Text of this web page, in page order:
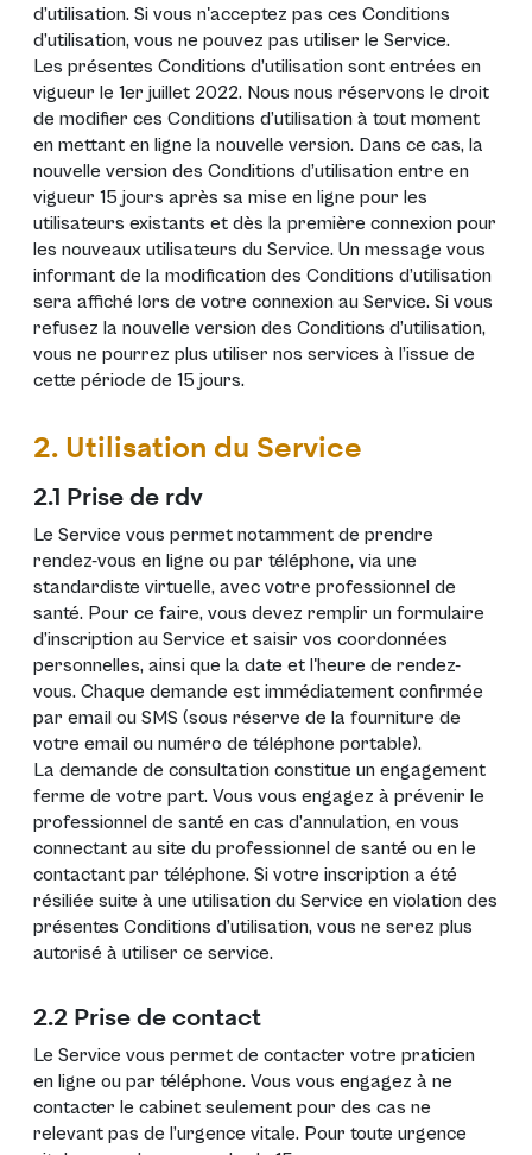
d’utilisation. Si vous n'acceptez pas ces Conditions
d’utilisation, vous ne pouvez pas utiliser le Service.
Les présentes Conditions d’utilisation sont entrées en
vigueur le 1er juillet 2022. Nous nous réservons le droit
de modifier ces Conditions d’utilisation à tout moment
en mettant en ligne la nouvelle version. Dans ce cas, la
nouvelle version des Conditions d’utilisation entre en
vigueur 15 jours après sa mise en ligne pour les
utilisateurs existants et dès la première connexion pour
les nouveaux utilisateurs du Service. Un message vous
informant de la modification des Conditions d’utilisation
sera affiché lors de votre connexion au Service. Si vous
refusez la nouvelle version des Conditions d’utilisation,
vous ne pourrez plus utiliser nos services à l’issue de
cette période de 15 jours.
2. Utilisation du Service
2.1 Prise de rdv
Le Service vous permet notamment de prendre
rendez-vous en ligne ou par téléphone, via une
standardiste virtuelle, avec votre professionnel de
santé. Pour ce faire, vous devez remplir un formulaire
d’inscription au Service et saisir vos coordonnées
personnelles, ainsi que la date et l'heure de rendez-
vous. Chaque demande est immédiatement confirmée
par email ou SMS (sous réserve de la fourniture de
votre email ou numéro de téléphone portable).
La demande de consultation constitue un engagement
ferme de votre part. Vous vous engagez à prévenir le
professionnel de santé en cas d’annulation, en vous
connectant au site du professionnel de santé ou en le
contactant par téléphone. Si votre inscription a été
résiliée suite à une utilisation du Service en violation des
présentes Conditions d’utilisation, vous ne serez plus
autorisé à utiliser ce service.
2.2 Prise de contact
Le Service vous permet de contacter votre praticien
en ligne ou par téléphone. Vous vous engagez à ne
contacter le cabinet seulement pour des cas ne
relevant pas de l’urgence vitale. Pour toute urgence